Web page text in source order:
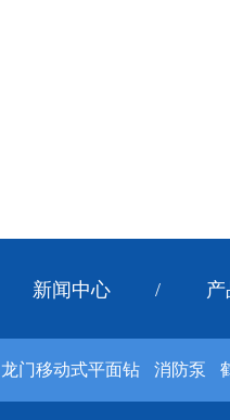
新闻中心 /
龙门移动式平面钻 消防泵